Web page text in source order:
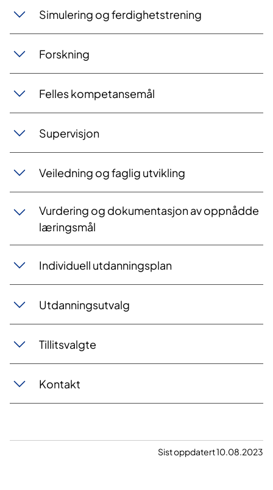
Simulering og ferd​ighetstrening
Forskning​
Felles kompeta​nsemål
Sup​​​ervisjon
Veilednin​​g og faglig utvikling
Vurdering og dokumentasj​on av oppnådde
læringsmål
Individuell utdanningspla​n
Utdanningsutv​alg
Tillitsvalgte​​
Kon​​takt
Sist oppdatert 10.08.2023